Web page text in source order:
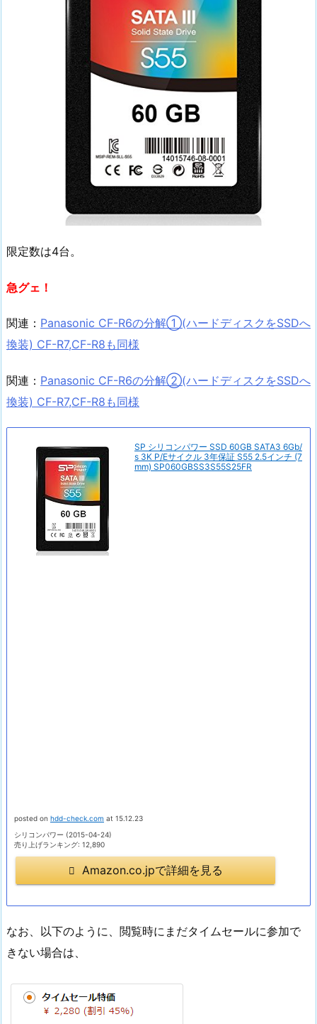
限定数は4台。
急グェ！
関連： Panasonic CF-R6の分解①(ハードディスクをSSDへ
換装) CF-R7,CF-R8も同様
関連： Panasonic CF-R6の分解②(ハードディスクをSSDへ
換装) CF-R7,CF-R8も同様
SP シリコンパワー SSD 60GB SATA3 6Gb/
s 3K P/Eサイクル 3年保証 S55 2.5インチ (7
mm) SP060GBSS3S55S25FR
posted on hdd-check.com at 15.12.23
シリコンパワー (2015-04-24)
売り上げランキング: 12,890
Amazon.co.jpで詳細を見る
なお、以下のように、閲覧時にまだタイムセールに参加で
きない場合は、